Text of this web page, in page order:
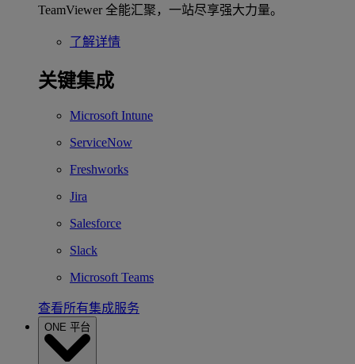
TeamViewer 全能汇聚，一站尽享强大力量。
了解详情
关键集成
Microsoft Intune
ServiceNow
Freshworks
Jira
Salesforce
Slack
Microsoft Teams
查看所有集成服务
ONE 平台